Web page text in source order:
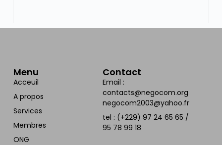
Menu
Acceuil
A propos
Services
Membres
ONG
Contact
Email :
contacts@negocom.org
negocom2003@yahoo.fr
tel : (+229) 97 24 65 65 /
95 78 99 18